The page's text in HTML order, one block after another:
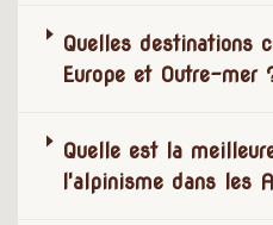
Quelles destinations
Europe et Outre-mer
Quelle est la
l'alpinisme dans les